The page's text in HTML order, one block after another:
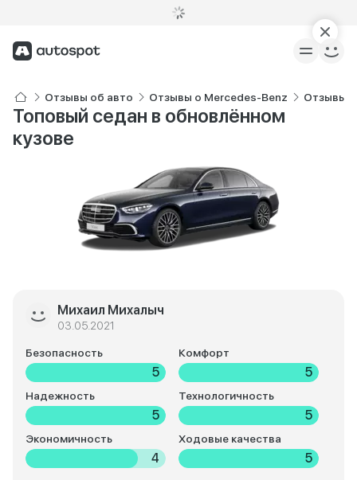
Отзывы об авто Отзывы о Mercedes-Benz Отзывы
Топовый седан в обновлённом
кузове
Михаил Михалыч
03.05.2021
Безопасность
5
Комфорт
5
Надежность
5
Технологичность
5
Экономичность
4
Ходовые качества
5